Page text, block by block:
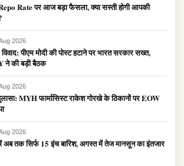
Rate पर आज बड़ा फैसला, क्या सस्ती होगी आपकी
2026
पीएम मोदी की पोस्ट हटाने पर भारत सरकार सख्त,
ने की बड़ी बैठक
2026
MYH फार्मासिस्ट राकेश गोरखे के ठिकानों पर EOW
2026
अब तक सिर्फ 15 इंच बारिश, अगस्त में तेज मानसून का इंतजार